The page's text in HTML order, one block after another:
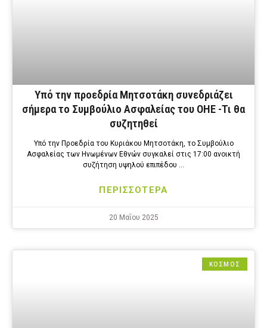
Υπό την προεδρία Μητσοτάκη συνεδριάζει
σήμερα το Συμβούλιο Ασφαλείας του ΟΗΕ -Τι θα
συζητηθεί
Υπό την Προεδρία του Κυριάκου Μητσοτάκη, το Συμβούλιο
Ασφαλείας των Ηνωμένων Εθνών συγκαλεί στις 17:00 ανοικτή
συζήτηση υψηλού επιπέδου …
ΠΕΡΙΣΣΟΤΕΡΑ
20 Μαΐου 2025
ΚΟΣΜΟΣ